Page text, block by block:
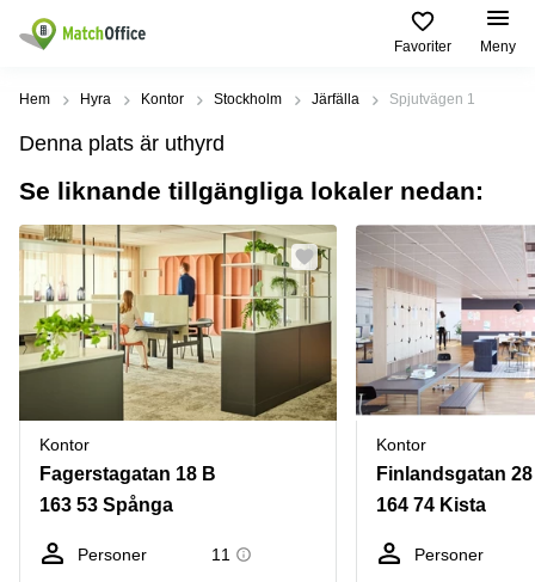
Favoriter Meny
Hyra / hyra ut
Kategorier
Kontorshotell
Coworking
space
Lagerlokaler
Industrilokaler
Verkstad
Mötesrum
Virtuellt
Populära
Städer
Stockholm
Göteborg
Malmö
Uppsala
Norrköping
Skåne
Älvsjö
Sollentuna
Populära
sökningar
Kontorshotell
Stockholm
Hyra lokal
Stockholm
Kontorshotell
Göteborg
Stockholm
Kontorshotell
Malmö
Coworking
Östermalm
Hjälp
Bli hyresvärd
Pris
Hem Hyra Kontor Stockholm Järfälla Spjutvägen 1
Denna plats är uthyrd
Se liknande tillgängliga lokaler nedan:
Kontor
Fagerstagatan 18 B
163 53 Spånga
Personer
11
Kontor
Finlandsgatan 28
164 74 Kista
Personer